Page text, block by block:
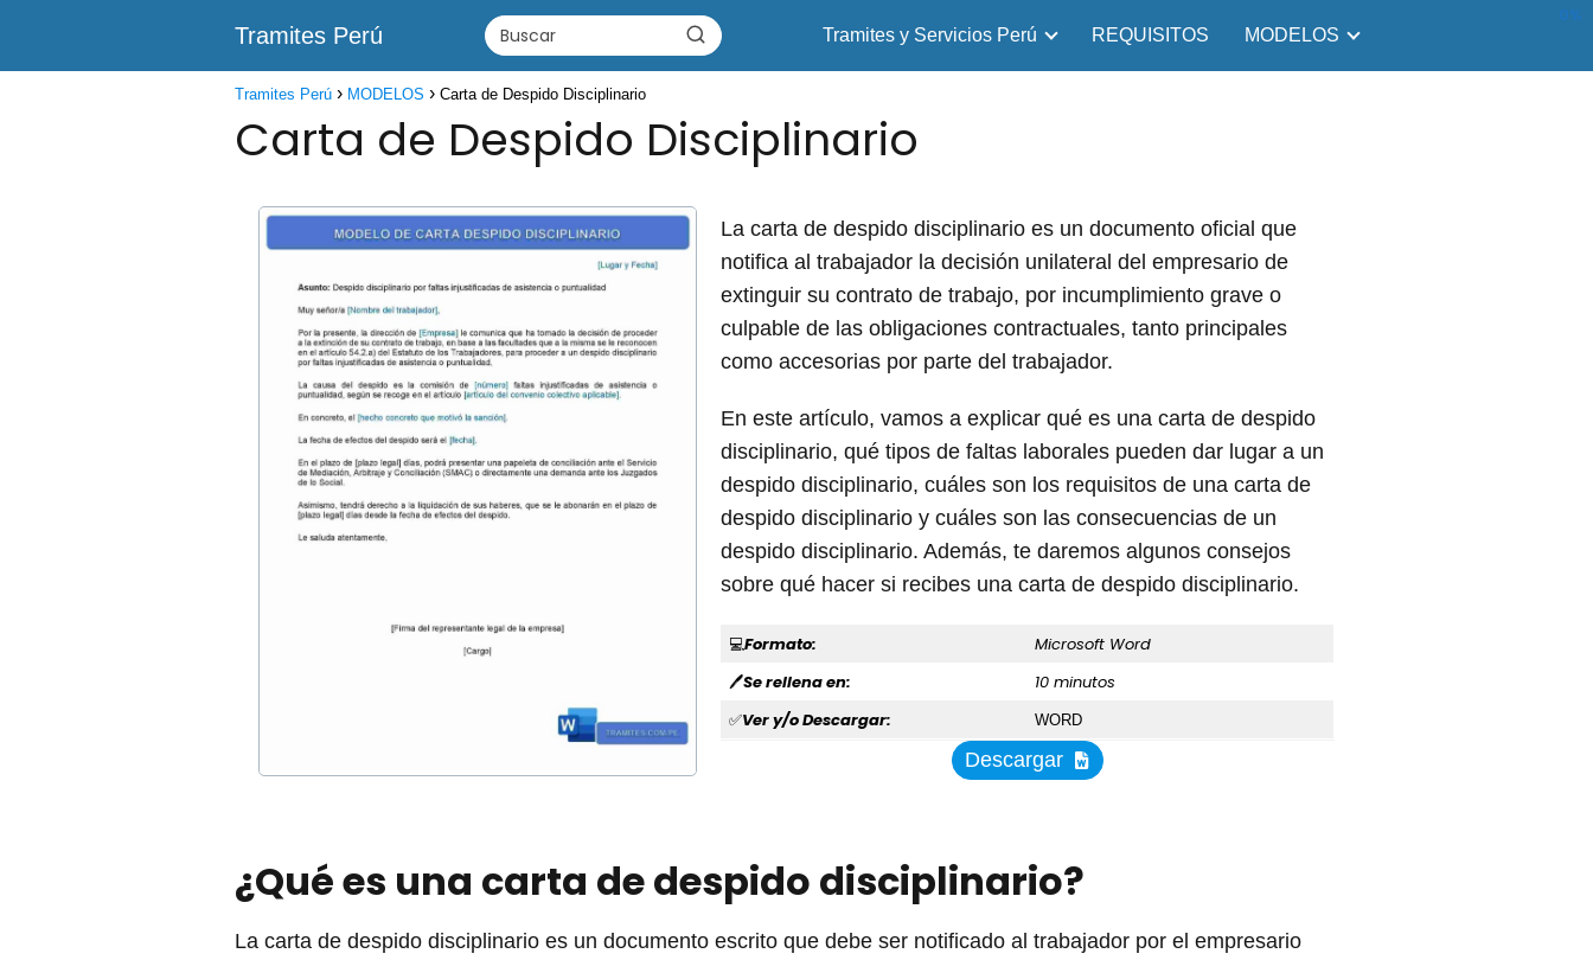
0%
Tramites Perú Tramites y Servicios Perú REQUISITOS MODELOS
Tramites Perú MODELOS Carta de Despido Disciplinario
Carta de Despido Disciplinario
La carta de despido disciplinario es un documento oficial que
notifica al trabajador la decisión unilateral del empresario de
extinguir su contrato de trabajo, por incumplimiento grave o
culpable de las obligaciones contractuales, tanto principales
como accesorias por parte del trabajador.
En este artículo, vamos a explicar qué es una carta de despido
disciplinario, qué tipos de faltas laborales pueden dar lugar a un
despido disciplinario, cuáles son los requisitos de una carta de
despido disciplinario y cuáles son las consecuencias de un
despido disciplinario. Además, te daremos algunos consejos
sobre qué hacer si recibes una carta de despido disciplinario.
💻Formato: Microsoft Word
🖊Se rellena en: 10 minutos
✅Ver y/o Descargar: WORD
Descargar
¿Qué es una carta de despido disciplinario?
La carta de despido disciplinario es un documento escrito que debe ser notificado al trabajador por el empresario